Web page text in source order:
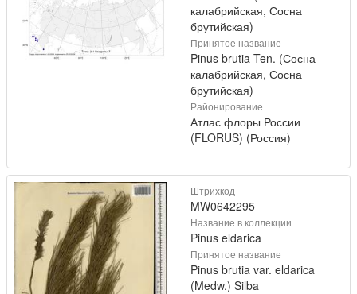
калабрийская, Сосна
брутийская)
Принятое название
Pinus brutia Ten. (Сосна
калабрийская, Сосна
брутийская)
Районирование
Атлас флоры России
(FLORUS) (Россия)
Штрихкод
MW0642295
Название в коллекции
Pinus eldarica
Принятое название
Pinus brutia var. eldarica
(Medw.) Silba